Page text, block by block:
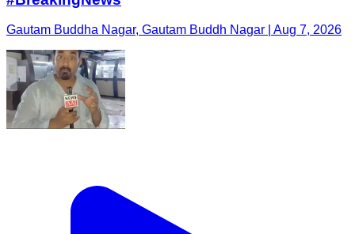
Gautam Buddha Nagar, Gautam Buddh Nagar | Aug 7, 2026